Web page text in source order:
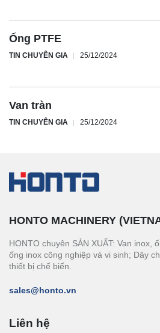
Ống PTFE
TIN CHUYÊN GIA 25/12/2024
Van tràn
TIN CHUYÊN GIA 25/12/2024
HONTO MACHINERY
HONTO chuyên SẢN XUẤT: Van inox,
ống inox công nghiệp và vi sinh; Dây
thiết bị chế biến.
sales@honto.vn
Liên hệ